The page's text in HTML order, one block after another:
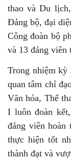
thao và Du
Đảng bộ, đại
Công đoàn bộ
và 13 đảng viên
Trong nhiệm kỳ
quan tâm chỉ
Văn hóa, Thể
I luôn đoàn
đảng viên
thực hiện tốt
thành đạt và